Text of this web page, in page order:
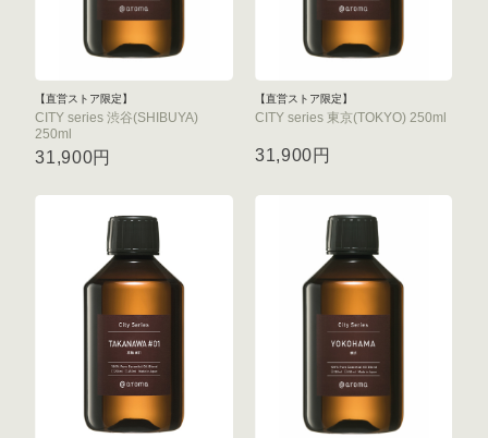
【直営ストア限定】
CITY series 渋谷(SHIBUYA)
250ml
31,900円
【直営ストア限定】
CITY series 東京(TOKYO) 250ml
31,900円